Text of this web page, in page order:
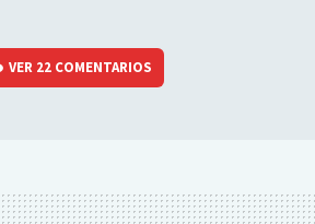
VER 22 COMENTARIOS